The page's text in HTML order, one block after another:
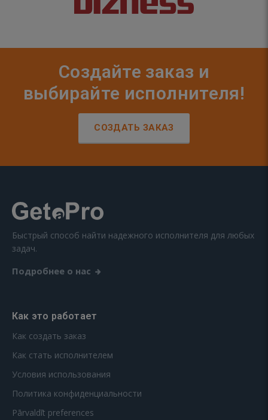
Создайте заказ и
выбирайте исполнителя!
СОЗДАТЬ ЗАКАЗ
Быстрый способ найти надежного исполнителя для любых
задач.
Подробнее о нас
Как это работает
Как создать заказ
Как стать исполнителем
Условия использования
Политика конфиденциальности
Pārvaldīt preferences